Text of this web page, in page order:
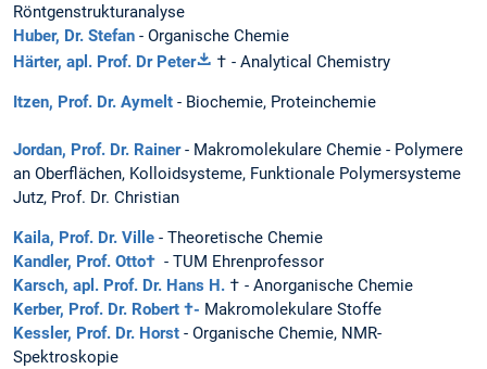
Röntgenstrukturanalyse
Huber, Dr. Stefan - Organische Chemie
Härter, apl. Prof. Dr Peter
† - Analytical Chemistry
Itzen, Prof. Dr. Aymelt - Biochemie, Proteinchemie
Jordan, Prof. Dr. Rainer- Makromolekulare Chemie - Polymere
an Oberflächen, Kolloidsysteme, Funktionale Polymersysteme
Jutz, Prof. Dr. Christian
Kaila, Prof. Dr. Ville - Theoretische Chemie
Kandler, Prof. Otto† - TUM Ehrenprofessor
Karsch, apl. Prof. Dr. Hans H. † - Anorganische Chemie
Kerber, Prof. Dr. Robert †- Makromolekulare Stoffe
Kessler, Prof. Dr. Horst - Organische Chemie, NMR-
Spektroskopie